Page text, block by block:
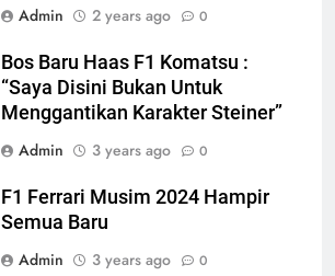
Admin
2 years ago 0
Bos Baru Haas F1 Komatsu :
“Saya Disini Bukan Untuk
Menggantikan Karakter Steiner”
Admin
3 years ago 0
F1 Ferrari Musim 2024 Hampir
Semua Baru
Admin
3 years ago 0